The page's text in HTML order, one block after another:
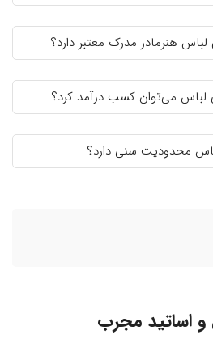
هنرمادر مدرک معتبر دارد؟
لباس می‌توان کسب درآمد کرد؟
محدودیت سنی دارد؟
و اساتید مجرب